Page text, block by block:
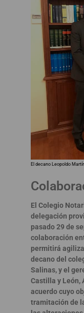
El decano Leopoldo
El Colegio
delegación
pasado 29 de
colaboración
permitirá
decano del
Salinas, y el
Castilla y León,
acuerdo cuyo
tramitación de